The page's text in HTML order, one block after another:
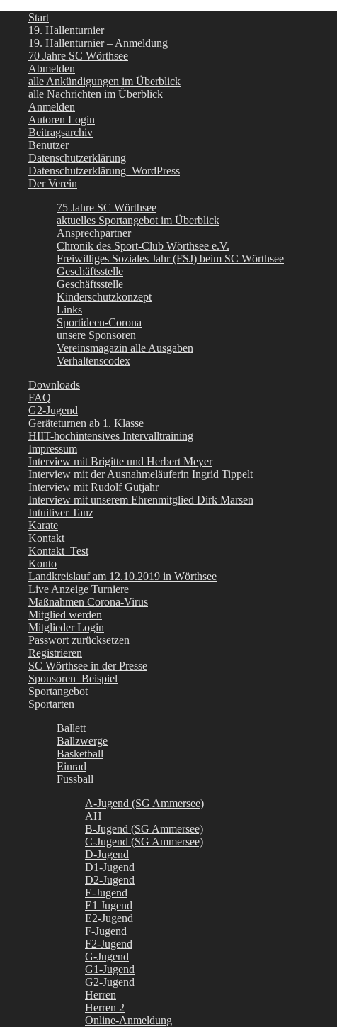
Start
19. Hallenturnier
19. Hallenturnier – Anmeldung
70 Jahre SC Wörthsee
Abmelden
alle Ankündigungen im Überblick
alle Nachrichten im Überblick
Anmelden
Autoren Login
Beitragsarchiv
Benutzer
Datenschutzerklärung
Datenschutzerklärung_WordPress
Der Verein
75 Jahre SC Wörthsee
aktuelles Sportangebot im Überblick
Ansprechpartner
Chronik des Sport-Club Wörthsee e.V.
Freiwilliges Soziales Jahr (FSJ) beim SC Wörthsee
Geschäftsstelle
Geschäftsstelle
Kinderschutzkonzept
Links
Sportideen-Corona
unsere Sponsoren
Vereinsmagazin alle Ausgaben
Verhaltenscodex
Downloads
FAQ
G2-Jugend
Geräteturnen ab 1. Klasse
HIIT-hochintensives Intervalltraining
Impressum
Interview mit Brigitte und Herbert Meyer
Interview mit der Ausnahmeläuferin Ingrid Tippelt
Interview mit Rudolf Gutjahr
Interview mit unserem Ehrenmitglied Dirk Marsen
Intuitiver Tanz
Karate
Kontakt
Kontakt_Test
Konto
Landkreislauf am 12.10.2019 in Wörthsee
Live Anzeige Turniere
Maßnahmen Corona-Virus
Mitglied werden
Mitglieder Login
Passwort zurücksetzen
Registrieren
SC Wörthsee in der Presse
Sponsoren_Beispiel
Sportangebot
Sportarten
Ballett
Ballzwerge
Basketball
Einrad
Fussball
A-Jugend (SG Ammersee)
AH
B-Jugend (SG Ammersee)
C-Jugend (SG Ammersee)
D-Jugend
D1-Jugend
D2-Jugend
E-Jugend
E1 Jugend
E2-Jugend
F-Jugend
F2-Jugend
G-Jugend
G1-Jugend
G2-Jugend
Herren
Herren 2
Online-Anmeldung